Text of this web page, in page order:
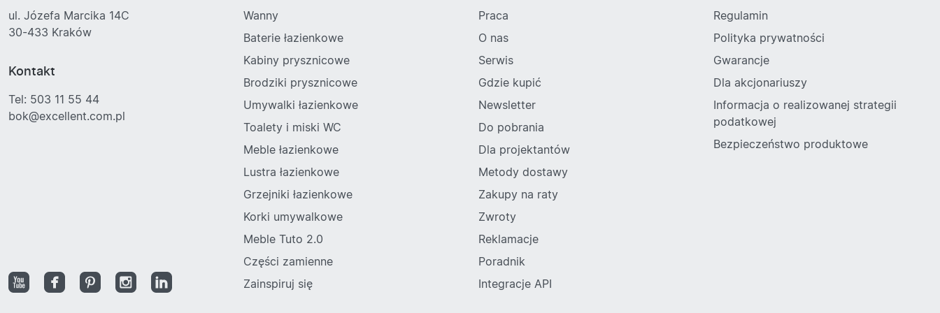
Wanny
Baterie łazienkowe
Kabiny prysznicowe
Brodziki prysznicowe
Umywalki łazienkowe
Toalety i miski WC
Meble łazienkowe
Lustra łazienkowe
Grzejniki łazienkowe
Korki umywalkowe
Meble Tuto 2.0
Części zamienne
Zainspiruj się
Praca
O nas
Serwis
Gdzie kupić
Newsletter
Do pobrania
Dla projektantów
Metody dostawy
Zakupy na raty
Zwroty
Reklamacje
Poradnik
Integracje API
Regulamin
Polityka prywatności
Gwarancje
Dla akcjonariuszy
Informacja o realizowanej strategii
podatkowej
Bezpieczeństwo produktowe
ul. Józefa Marcika 14C
30-433 Kraków
Kontakt
Tel: 503 11 55 44
bok@excellent.com.pl